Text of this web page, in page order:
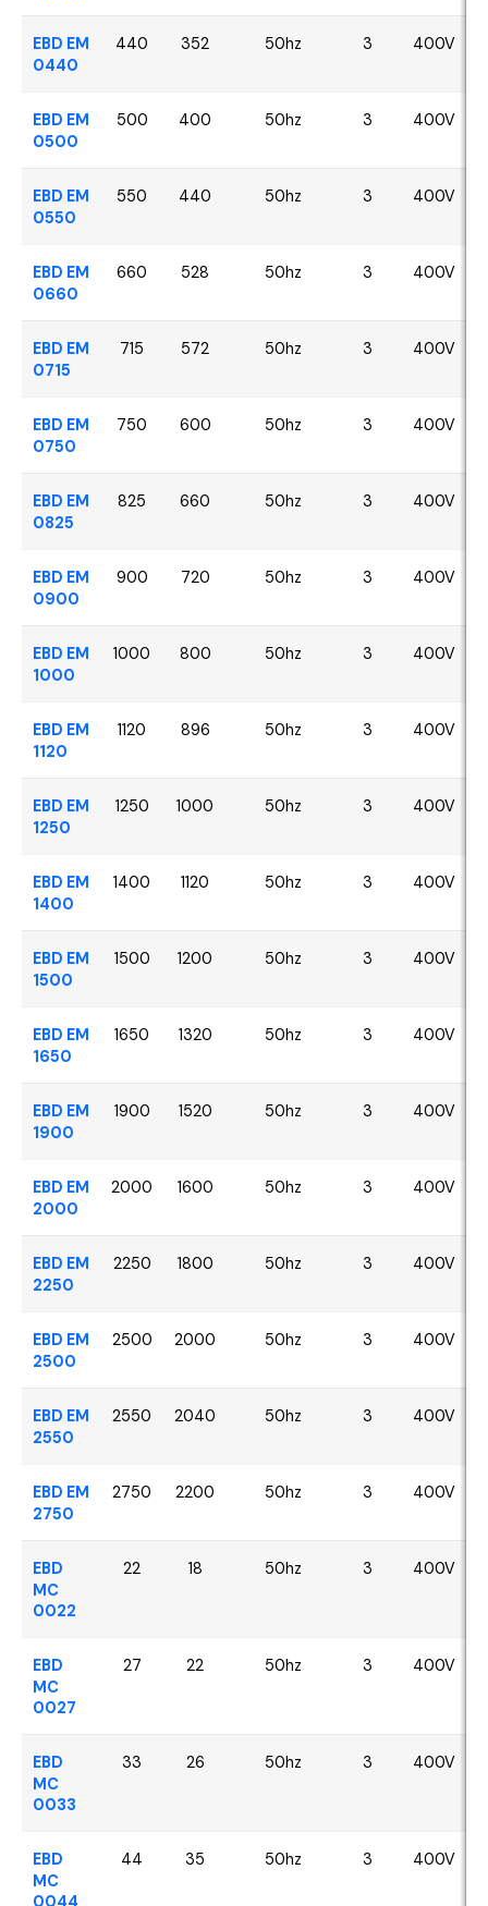
EBD EM
0440
440 352 50hz 3 400V
EBD EM
0500
500 400 50hz 3 400V
EBD EM
0550
550 440 50hz 3 400V
EBD EM
0660
660 528 50hz 3 400V
EBD EM
0715
715 572 50hz 3 400V
EBD EM
0750
750 600 50hz 3 400V
EBD EM
0825
825 660 50hz 3 400V
EBD EM
0900
900 720 50hz 3 400V
EBD EM
1000
1000 800 50hz 3 400V
EBD EM
1120
1120 896 50hz 3 400V
EBD EM
1250
1250 1000 50hz 3 400V
EBD EM
1400
1400 1120 50hz 3 400V
EBD EM
1500
1500 1200 50hz 3 400V
EBD EM
1650
1650 1320 50hz 3 400V
EBD EM
1900
1900 1520 50hz 3 400V
EBD EM
2000
2000 1600 50hz 3 400V
EBD EM
2250
2250 1800 50hz 3 400V
EBD EM
2500
2500 2000 50hz 3 400V
EBD EM
2550
2550 2040 50hz 3 400V
EBD EM
2750
2750 2200 50hz 3 400V
EBD
MC
0022
22 18 50hz 3 400V
EBD
MC
0027
27 22 50hz 3 400V
EBD
MC
0033
33 26 50hz 3 400V
EBD
MC
0044
44 35 50hz 3 400V